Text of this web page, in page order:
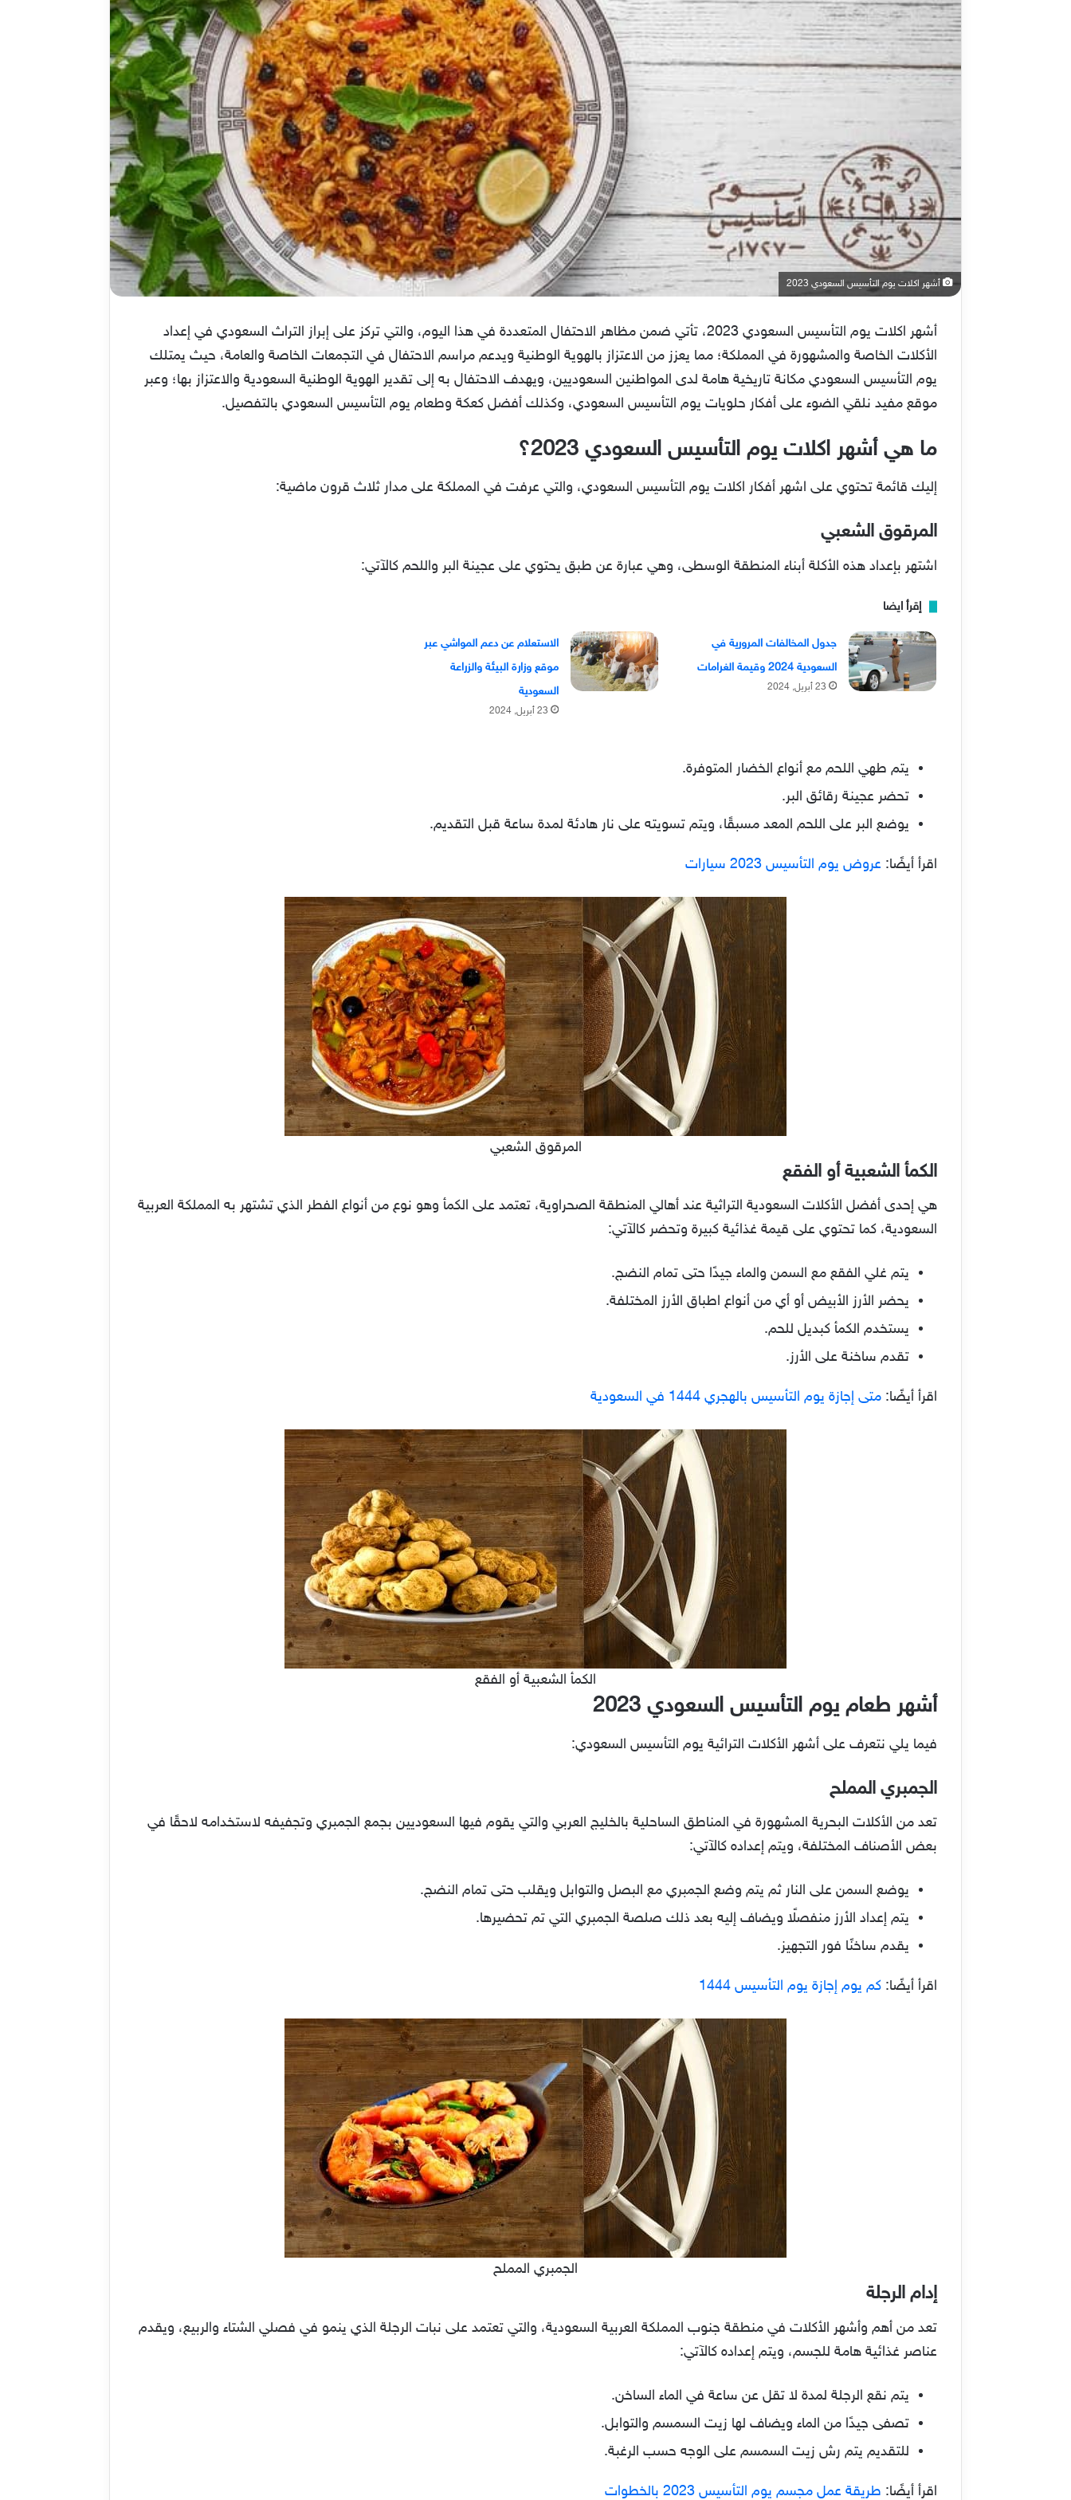
أشهر اكلات يوم التأسيس السعودي 2023
أشهر اكلات يوم التأسيس السعودي 2023، تأتي ضمن مظاهر الاحتفال المتعددة في هذا اليوم، والتي تركز على إبراز التراث السعودي في إعداد
الأكلات الخاصة والمشهورة في المملكة؛ مما يعزز من الاعتزاز بالهوية الوطنية ويدعم مراسم الاحتفال في التجمعات الخاصة والعامة، حيث يمتلك
يوم التأسيس السعودي مكانة تاريخية هامة لدى المواطنين السعوديين، ويهدف الاحتفال به إلى تقدير الهوية الوطنية السعودية والاعتزاز بها؛ وعبر
موقع مفيد نلقي الضوء على أفكار حلويات يوم التأسيس السعودي، وكذلك أفضل كعكة وطعام يوم التأسيس السعودي بالتفصيل.
ما هي أشهر اكلات يوم التأسيس السعودي 2023 ؟
إليك قائمة تحتوي على اشهر أفكار اكلات يوم التأسيس السعودي، والتي عرفت في المملكة على مدار ثلاث قرون ماضية:
المرقوق الشعبي
اشتهر بإعداد هذه الأكلة أبناء المنطقة الوسطى، وهي عبارة عن طبق يحتوي على عجينة البر واللحم كالآتي:
إقرأ ايضا
جدول المخالفات المرورية في
السعودية 2024 وقيمة الغرامات
23 أبريل, 2024
الاستعلام عن دعم المواشي عبر
موقع وزارة البيئة والزراعة
السعودية
23 أبريل, 2024
يتم طهي اللحم مع أنواع الخضار المتوفرة.
تحضر عجينة رقائق البر.
يوضع البر على اللحم المعد مسبقًا، ويتم تسويته على نار هادئة لمدة ساعة قبل التقديم.
اقرأ أيضًا: عروض يوم التأسيس 2023 سيارات
المرقوق الشعبي
الكمأ الشعبية أو الفقع
هي إحدى أفضل الأكلات السعودية التراثية عند أهالي المنطقة الصحراوية، تعتمد على الكمأ وهو نوع من أنواع الفطر الذي تشتهر به المملكة العربية
السعودية، كما تحتوي على قيمة غذائية كبيرة وتحضر كالآتي:
يتم غلي الفقع مع السمن والماء جيدًا حتى تمام النضج.
يحضر الأرز الأبيض أو أي من أنواع اطباق الأرز المختلفة.
يستخدم الكمأ كبديل للحم.
تقدم ساخنة على الأرز.
اقرأ أيضًا: متى إجازة يوم التأسيس بالهجري 1444 في السعودية
الكمأ الشعبية أو الفقع
أشهر طعام يوم التأسيس السعودي 2023
فيما يلي نتعرف على أشهر الأكلات الترائية يوم التأسيس السعودي:
الجمبري المملح
تعد من الأكلات البحرية المشهورة في المناطق الساحلية بالخليج العربي والتي يقوم فيها السعوديين بجمع الجمبري وتجفيفه لاستخدامه لاحقًا في
بعض الأصناف المختلفة، ويتم إعداده كالآتي:
يوضع السمن على النار ثم يتم وضع الجمبري مع البصل والتوابل ويقلب حتى تمام النضج.
يتم إعداد الأرز منفصلًا ويضاف إليه بعد ذلك صلصة الجمبري التي تم تحضيرها.
يقدم ساخنًا فور التجهيز.
اقرأ أيضًا: كم يوم إجازة يوم التأسيس 1444
الجمبري المملح
إدام الرجلة
تعد من أهم وأشهر الأكلات في منطقة جنوب المملكة العربية السعودية، والتي تعتمد على نبات الرجلة الذي ينمو في فصلي الشتاء والربيع، ويقدم
عناصر غذائية هامة للجسم، ويتم إعداده كالآتي:
يتم نقع الرجلة لمدة لا تقل عن ساعة في الماء الساخن.
تصفى جيدًا من الماء ويضاف لها زيت السمسم والتوابل.
للتقديم يتم رش زيت السمسم على الوجه حسب الرغبة.
اقرأ أيضًا: طريقة عمل مجسم يوم التأسيس 2023 بالخطوات